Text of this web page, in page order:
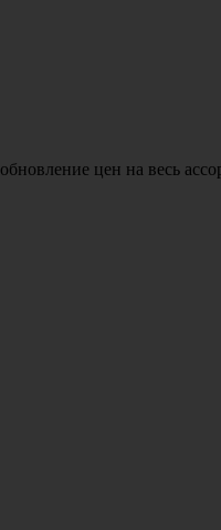
цен на весь